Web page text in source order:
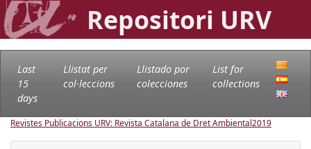
Repositori URV
Last
15
days
Llistat per
col·leccions
Llistado por
colecciones
List for
collections
Revistes Publicacions URV: Revista Catalana de Dret Ambiental2019